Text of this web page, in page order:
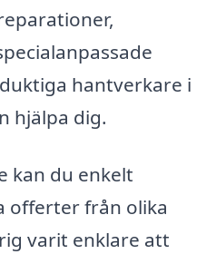
hantverkare i
hjälpa dig.
kan du enkelt
offerter från olika
varit enklare att